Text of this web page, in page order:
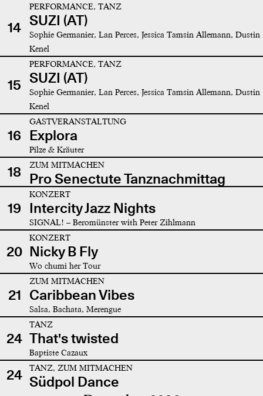
14
PERFORMANCE, TANZ
SUZI (AT)
Sophie Germanier, Lan Perces, Jessica Tamsin Allemann, Dustin
Kenel
15
PERFORMANCE, TANZ
SUZI (AT)
Sophie Germanier, Lan Perces, Jessica Tamsin Allemann, Dustin
Kenel
16
GASTVERANSTALTUNG
Explora
Pilze & Kräuter
18 ZUM MITMACHEN
Pro Senectute Tanznachmittag
19
KONZERT
Intercity Jazz Nights
SIGNAL! – Beromünster with Peter Zihlmann
20
KONZERT
Nicky B Fly
Wo chumi her Tour
21
ZUM MITMACHEN
Caribbean Vibes
Salsa, Bachata, Merengue
24
TANZ
That's twisted
Baptiste Cazaux
24 TANZ, ZUM MITMACHEN
Südpol Dance